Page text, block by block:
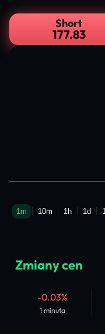
Short
177.83
Zmiany cen
-0.03%
1 minuta